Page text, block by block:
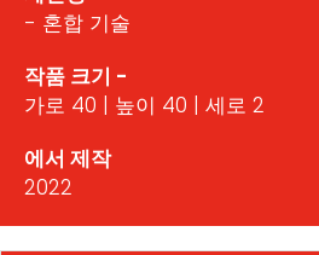
- 혼합 기술
작품 크기 -
가로 40 | 높이 40 | 세로 2
에서 제작
2022